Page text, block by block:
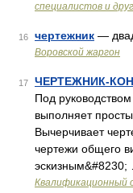
специалистов и
16 чертежник —
Воровской жаргон
17 ЧЕРТЕЖНИК-
Под
выполняет
Вычерчивает
чертежи общего
эскизным&#8230;
Квалификационный